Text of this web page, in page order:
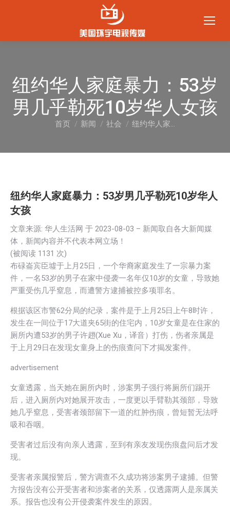
纽约华人家庭暴力：53岁
男几乎勒死10岁华人女孩
您在这里：
首页 新闻 社会 纽约华人家…
纽约华人家庭暴力：53岁男几乎勒死10岁华人
女孩
文章来源: 华人生活网 于 2023-08-03 – 新闻取自各大新闻媒
体，新闻内容并不代表本网立场！
(被阅读 1 131 次)
布碌崙宾臣墟于上月25日，一个华裔家庭发生了一宗暴力案
件，一名53岁的男子在家中侵袭一名年仅10岁的女童，导致她
严重受伤几乎窒息，而遭警方逮捕被控多项罪名。
根据该区市警62分局的纪录，案件是于上月25日上午8时许，
发生在一间位于17大道夹65街的住宅内，10岁女童是在住家的
厕所内遭53岁的男子许趐(Xue Xu，译音）打伤，伤者亲属是
于上月29日在发现女童身上的伤痕查问下才揭发案件。
advertisement
女童透露，当天她在厕所内时，涉案男子强行将厕所们踢开
后，进入厕所内对她展开攻击，一度更以手臂勒其颈部，导致
她几乎窒息，受害者颈部留下一道的红肿伤痕，曾短暂无法呼
吸和吞咽。
受害者过后没有向亲人透露，至到有亲友发现伤痕盘问后才发
现。
受害者亲属报警后，警方调查不久成功将涉案男子逮捕。但警
方报告没有公开受害者和涉案者的关系，仅透露两人是亲属关
系。报告也没有公开侵袭案件发生的原因。